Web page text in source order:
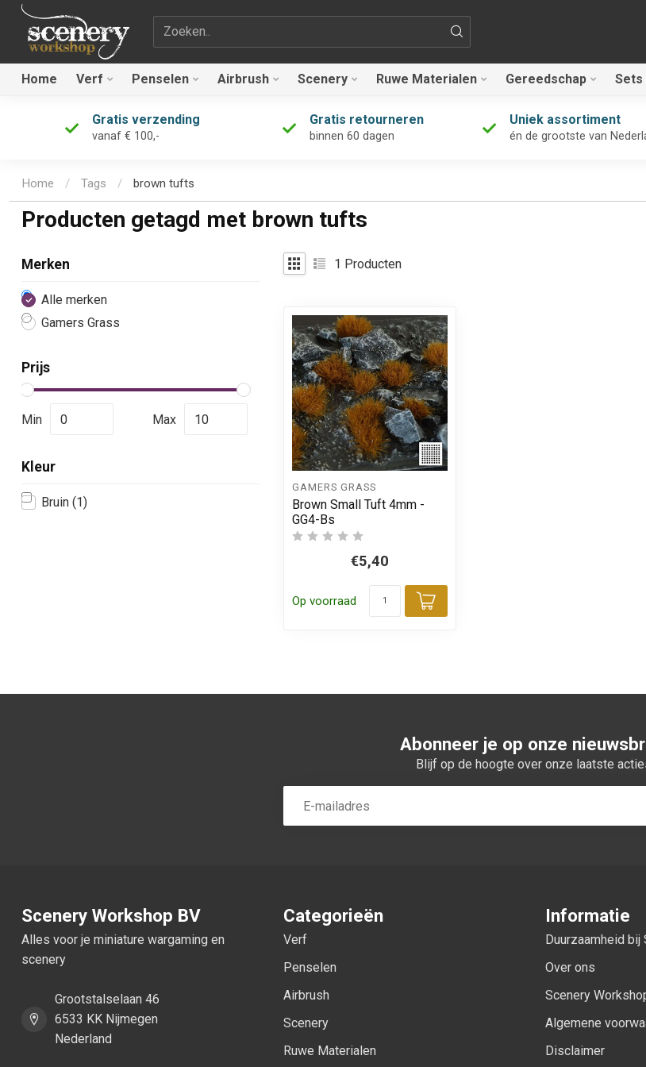
Zoekterm
Home Verf Penselen Airbrush Scenery Ruwe Materialen Gereedschap Sets
Gratis verzending
vanaf € 100,-
Gratis retourneren
binnen 60 dagen
Uniek assortiment
én de grootste van
Home / Tags / brown tufts
Producten getagd met brown tufts
Merken
Alle merken
Gamers Grass
Kleur
Bruin (1)
Prijs
Min Max
1 Producten
GAMERS GRASS
Brown Small Tuft 4mm -
GG4-Bs
€5,40
Op voorraad
Toevoegen aan
Abonneer je op onze
Blijf op de hoogte over onze laatste
Scenery Workshop BV
Alles voor je miniature wargaming en
scenery
Grootstalselaan 46
6533 KK Nijmegen
Nederland
Categorieën
Verf
Penselen
Airbrush
Scenery
Ruwe Materialen
Informatie
Duurzaamheid bij
Over ons
Scenery
Algemene
Disclaimer